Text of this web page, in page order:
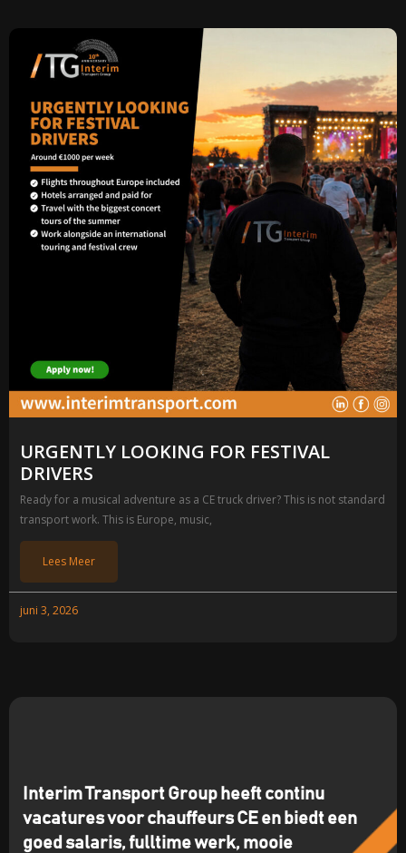
URGENTLY LOOKING FOR FESTIVAL
DRIVERS
Ready for a musical adventure as a CE truck driver? This is not standard
transport work. This is Europe, music,
Lees Meer
juni 3, 2026
Interim Transport Group heeft continu
vacatures voor chauffeurs CE en biedt een
goed salaris, fulltime werk, mooie